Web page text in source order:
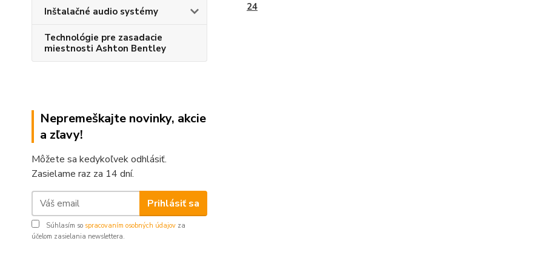
Inštalačné audio systémy
Technológie pre zasadacie
miestnosti Ashton Bentley
Nepremeškajte novinky, akcie
a zľavy!
Môžete sa kedykoľvek odhlásiť.
Zasielame raz za 14 dní.
Prihlásiť sa
Súhlasím so spracovaním osobných údajov za
účelom zasielania newslettera.
24